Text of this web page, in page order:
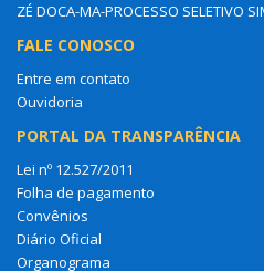
ZÉ DOCA-MA-PROCESSO SELETIVO
FALE CONOSCO
Entre em contato
Ouvidoria
PORTAL DA TRANSPARÊNCIA
Lei nº 12.527/2011
Folha de pagamento
Convênios
Diário Oficial
Organograma